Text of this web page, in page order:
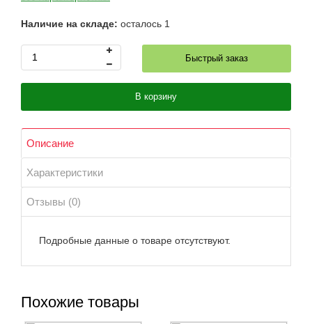
Наличие на складе: осталось 1
Быстрый заказ
В корзину
Описание
Характеристики
Отзывы (0)
Подробные данные о товаре отсутствуют.
Похожие товары